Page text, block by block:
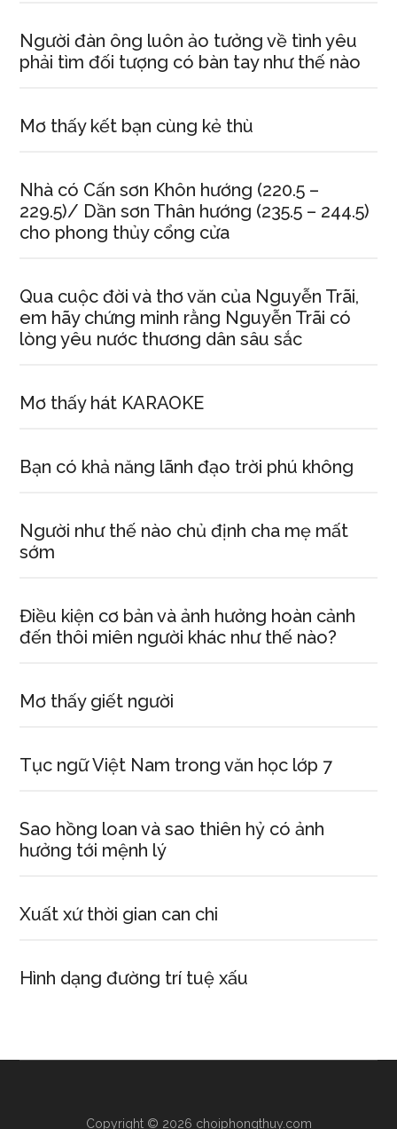
Người đàn ông luôn ảo tưởng về tình yêu
phải tìm đối tượng có bàn tay như thế nào
Mơ thấy kết bạn cùng kẻ thù
Nhà có Cấn sơn Khôn hướng (220.5 –
229.5)/ Dần sơn Thân hướng (235.5 – 244.5)
cho phong thủy cổng cửa
Qua cuộc đời và thơ văn của Nguyễn Trãi,
em hãy chứng minh rằng Nguyễn Trãi có
lòng yêu nước thương dân sâu sắc
Mơ thấy hát KARAOKE
Bạn có khả năng lãnh đạo trời phú không
Người như thế nào chủ định cha mẹ mất
sớm
Điều kiện cơ bản và ảnh hưởng hoàn cảnh
đến thôi miên người khác như thế nào?
Mơ thấy giết người
Tục ngữ Việt Nam trong văn học lớp 7
Sao hồng loan và sao thiên hỷ có ảnh
hưởng tới mệnh lý
Xuất xứ thời gian can chi
Hình dạng đường trí tuệ xấu
Copyright © 2026 choiphongthuy.com